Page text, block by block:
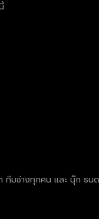
มช่างทุกคน และ นุ๊ก ธน